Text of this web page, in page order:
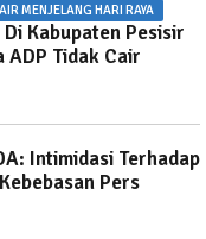
MENJELANG HARI RAYA
Kabupaten Pesisir
ADP Tidak Cair
Intimidasi Terhadap
Pers